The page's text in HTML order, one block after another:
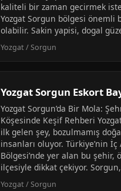
kaliteli bir zaman gecirmek
Yozgat Sorgun bölgesi önemli
olabilir. Sakin yapisi, dogal
Yozgat / Sorgun
Yozgat Sorgun Eskort
Yozgat Sorgun’da Bir Mola:
Köşesinde Keşif Rehberi
ilk gelen şey, bozulmamış
insanları oluyor. Türkiye’nin İç
Bölgesi’nde yer alan bu şehir,
ilçesiyle dikkat çekiyor.
Yozgat / Sorgun